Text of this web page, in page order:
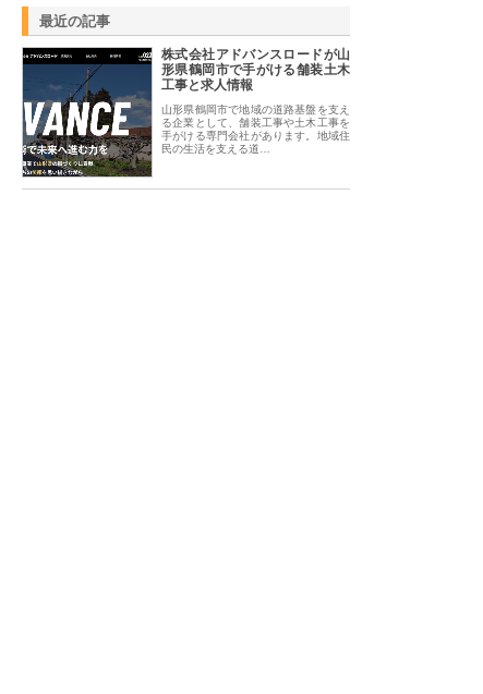
最近の記事
株式会社アドバンスロードが山
形県鶴岡市で手がける舗装土木
工事と求人情報
山形県鶴岡市で地域の道路基盤を支え
る企業として、舗装工事や土木工事を
手がける専門会社があります。地域住
民の生活を支える道…